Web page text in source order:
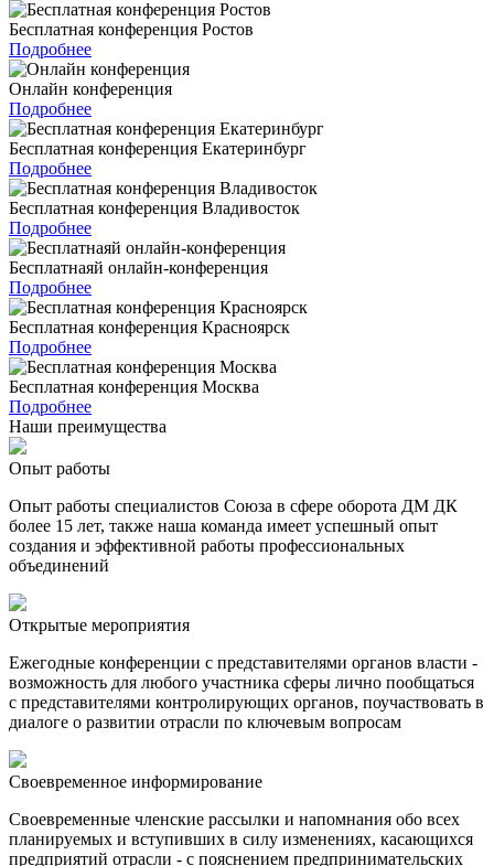
Бесплатная конференция Ростов
Подробнее
Онлайн конференция
Подробнее
Бесплатная конференция Екатеринбург
Подробнее
Бесплатная конференция Владивосток
Подробнее
Бесплатнаяй онлайн-конференция
Подробнее
Бесплатная конференция Красноярск
Подробнее
Бесплатная конференция Москва
Подробнее
Наши преимущества
Опыт работы
Опыт работы специалистов Союза в сфере оборота ДМ ДК
более 15 лет, также наша команда имеет успешный опыт
создания и эффективной работы профессиональных
объединений
Открытые мероприятия
Ежегодные конференции с представителями органов власти -
возможность для любого участника сферы лично пообщаться
с представителями контролирующих органов, поучаствовать в
диалоге о развитии отрасли по ключевым вопросам
Своевременное информирование
Своевременные членские рассылки и напомнания обо всех
планируемых и вступивших в силу изменениях, касающихся
предприятий отрасли - с пояснением предпринимательских